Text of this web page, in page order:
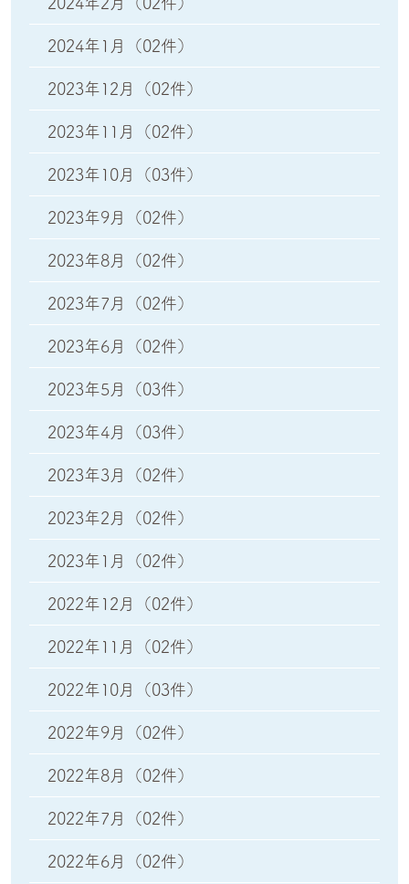
2024年1月 （02件）
2023年12月 （02件）
2023年11月 （02件）
2023年10月 （03件）
2023年9月 （02件）
2023年8月 （02件）
2023年7月 （02件）
2023年6月 （02件）
2023年5月 （03件）
2023年4月 （03件）
2023年3月 （02件）
2023年2月 （02件）
2023年1月 （02件）
2022年12月 （02件）
2022年11月 （02件）
2022年10月 （03件）
2022年9月 （02件）
2022年8月 （02件）
2022年7月 （02件）
2022年6月 （02件）